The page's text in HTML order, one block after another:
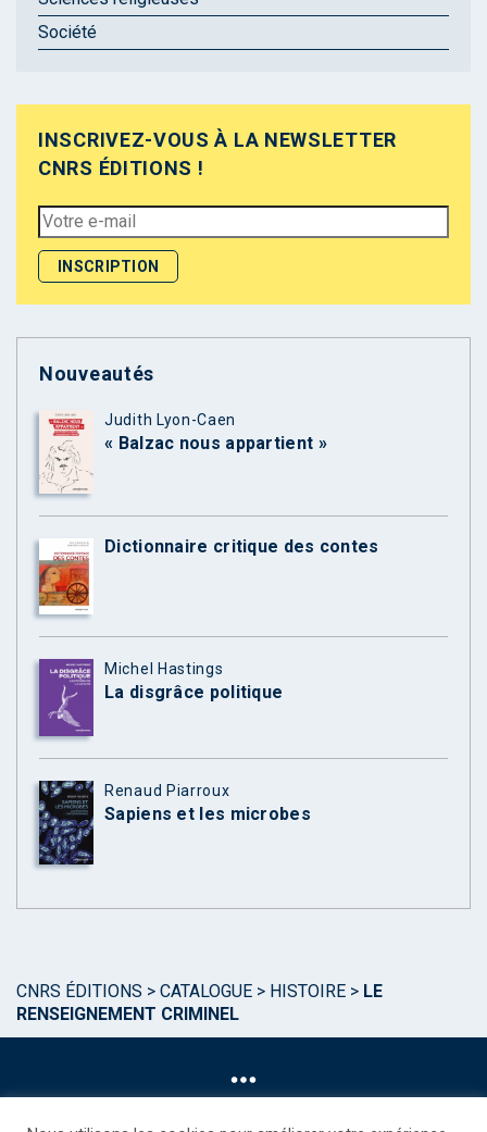
Société
INSCRIVEZ-VOUS À LA NEWSLETTER
CNRS ÉDITIONS !
Nouveautés
Judith Lyon-Caen
« Balzac nous appartient »
Dictionnaire critique des contes
Michel Hastings
La disgrâce politique
Renaud Piarroux
Sapiens et les microbes
CNRS ÉDITIONS > CATALOGUE > HISTOIRE > LE
RENSEIGNEMENT CRIMINEL